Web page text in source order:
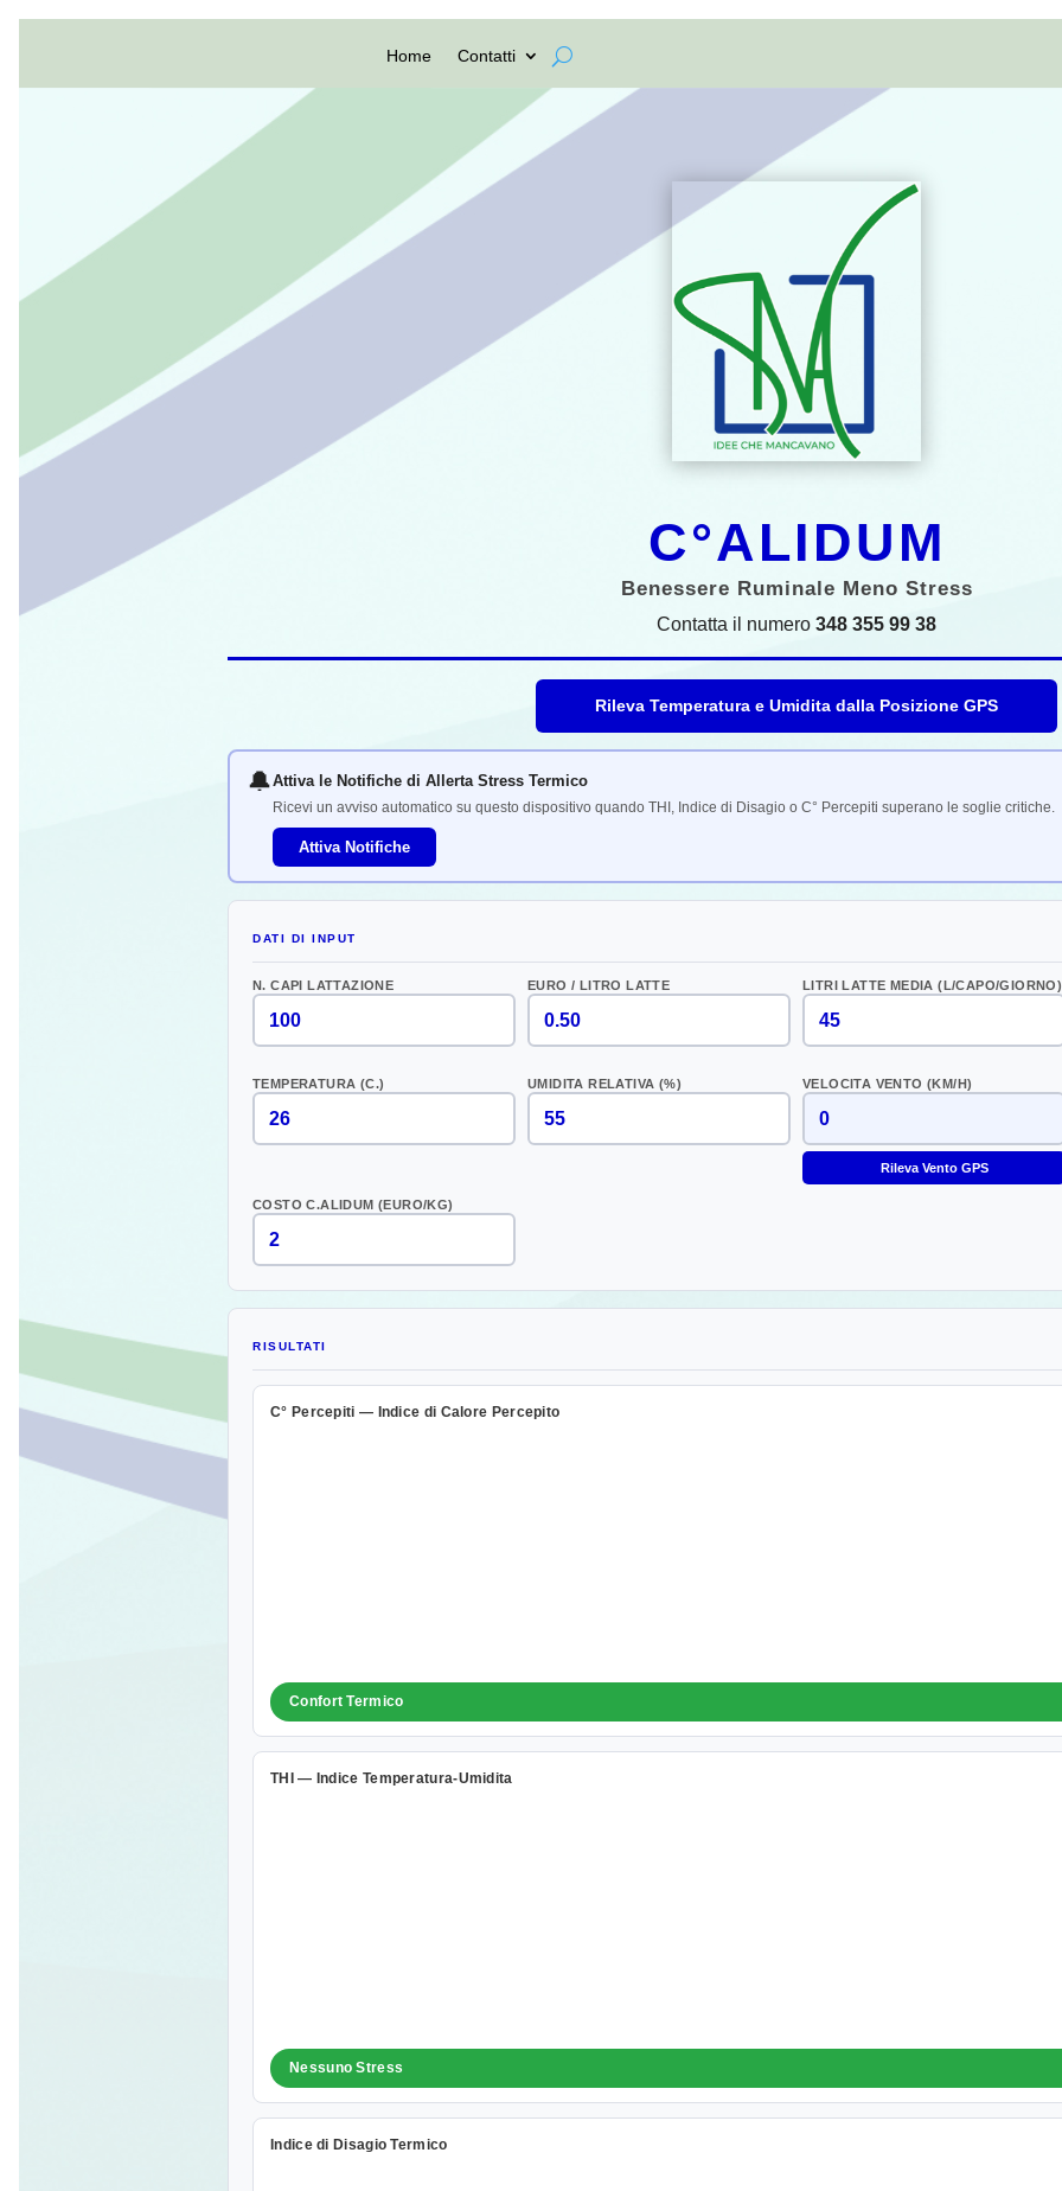
Home Contatti
C°ALIDUM
Benessere Ruminale Meno Stress
Contatta il numero 348 355 99 38
Rileva Temperatura e Umidita dalla Posizione GPS
🔔Attiva le Notifiche di Allerta Stress Termico
Ricevi un avviso automatico su questo dispositivo quando THI, Indice di Disagio o C° Percepiti superano le soglie critiche.
Attiva Notifiche
DATI DI INPUT
N. CAPI LATTAZIONE EURO / LITRO LATTE LITRI LATTE MEDIA (L/CAPO/GIORNO)
TEMPERATURA (C.) UMIDITA RELATIVA (%) VELOCITA VENTO (KM/H)
Rileva Vento GPS
COSTO C.ALIDUM (EURO/KG)
RISULTATI
C° Percepiti — Indice di Calore Percepito
Confort Termico
THI — Indice Temperatura-Umidita
Nessuno Stress
Indice di Disagio Termico